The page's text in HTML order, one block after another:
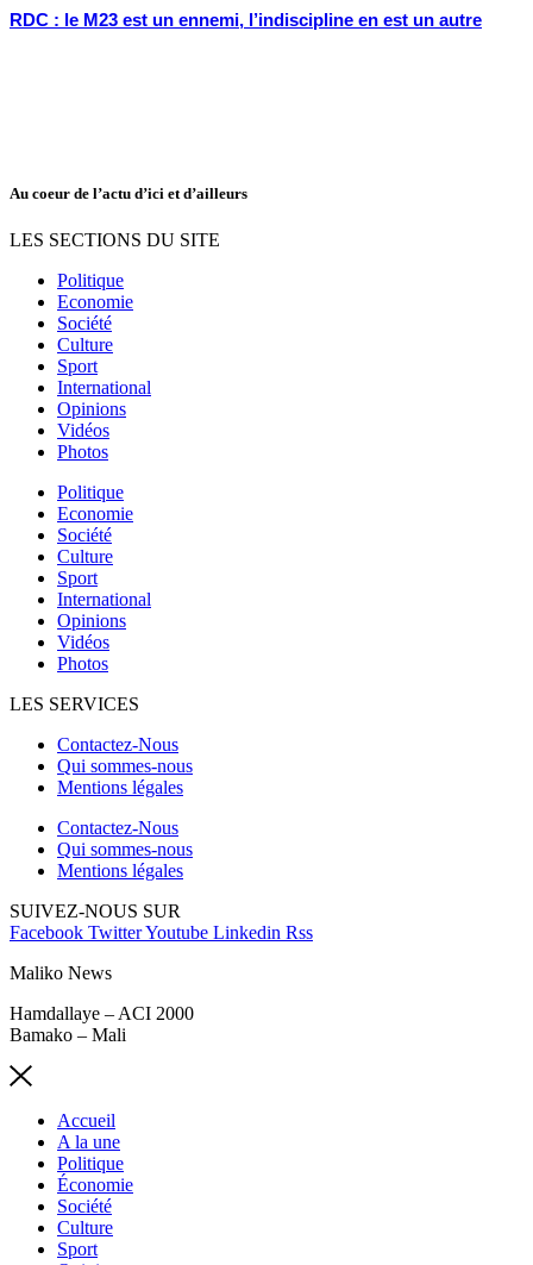
RDC : le M23 est un ennemi, l’indiscipline en est un autre
Au coeur de l’actu d’ici et d’ailleurs
LES SECTIONS DU SITE
Politique
Economie
Société
Culture
Sport
International
Opinions
Vidéos
Photos
Politique
Economie
Société
Culture
Sport
International
Opinions
Vidéos
Photos
LES SERVICES
Contactez-Nous
Qui sommes-nous
Mentions légales
Contactez-Nous
Qui sommes-nous
Mentions légales
SUIVEZ-NOUS SUR
Facebook TwitterYoutube Linkedin Rss
Maliko News
Hamdallaye – ACI 2000
Bamako – Mali
Accueil
A la une
Politique
Économie
Société
Culture
Sport